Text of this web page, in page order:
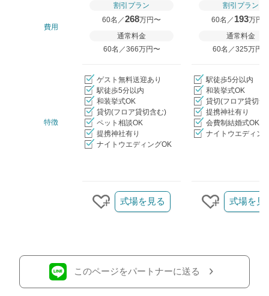
費用
割引プラン
60名／268万円〜
通常料金
60名／366万円〜
割引プラン
60名／ 193万円
通常料金
60名／325万円〜
特徴
ゲスト無料送迎あり
駅徒歩5分以内
和装挙式OK
貸切(フロア貸切含む)
ペット相談OK
提携神社有り
ナイトウエディングOK
駅徒歩5分以内
和装挙式OK
貸切(フロア貸切含
提携神社有り
会費制結婚式OK
ナイトウエディン
クリップする
式場を見る
クリップす
式場を見
このページをパートナーに送る